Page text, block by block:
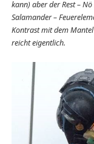
kann) aber der Rest –
Salamander –
Kontrast mit dem Mantel
reicht eigentlich.